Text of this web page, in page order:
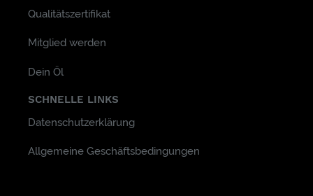
Qualitätszertifikat
Mitglied werden
Dein Öl
SCHNELLE LINKS
Datenschutzerklärung
Allgemeine Geschäftsbedingungen